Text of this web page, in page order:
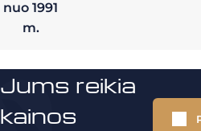
nuo 1991
m.
Jums reikia
kainos